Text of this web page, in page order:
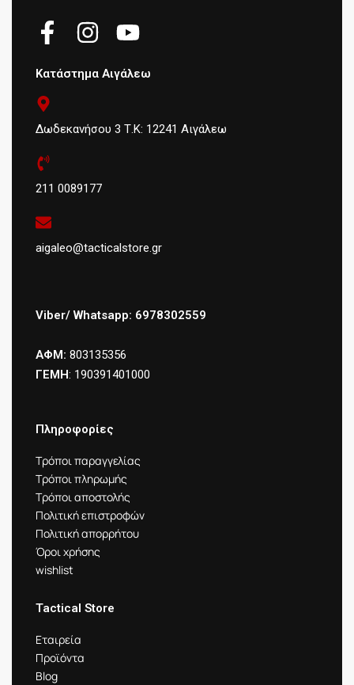
Κατάστημα Αιγάλεω
Δωδεκανήσου 3 Τ.Κ: 12241 Αιγάλεω
211 0089177
aigaleo@tacticalstore.gr
Viber/ Whatsapp: 6978302559
ΑΦΜ: 803135356
ΓΕΜΗ: 190391401000
Πληροφορίες
Τρόποι παραγγελίας
Τρόποι πληρωμής
Τρόποι αποστολής
Πολιτική επιστροφών
Πολιτική απορρήτου
Όροι χρήσης
wishlist
Tactical Store
Εταιρεία
Προϊόντα
Blog